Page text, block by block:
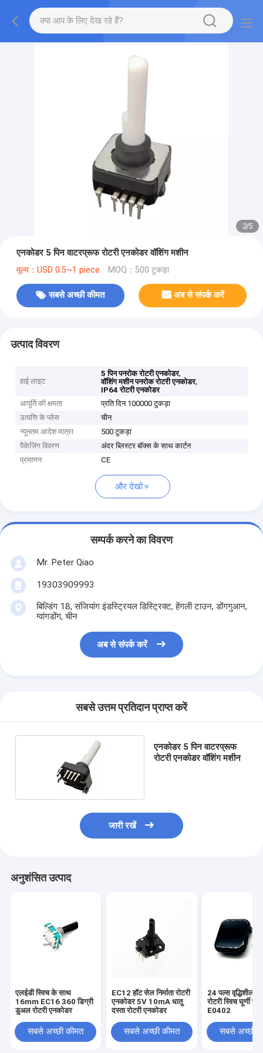
2/5
एनकोडर 5 पिन वाटरप्रूफ रोटरी एनकोडर वॉशिंग मशीन
मूल्य：USD 0.5~1 piece MOQ：500 टुकड़ा
सबसे अच्छी कीमत अब से संपर्क करें
उत्पाद विवरण
हाई लाइट
5 पिन पनरोक रोटरी एनकोडर,
वॉशिंग मशीन पनरोक रोटरी एनकोडर,
IP64 रोटरी एनकोडर
आपूर्ति की क्षमता
प्रति दिन 100000 टुकड़ा
उत्पत्ति के प्लेस
चीन
न्यूनतम आदेश मात्रा
500 टुकड़ा
पैकेजिंग विवरण
अंदर ब्लिस्टर बॉक्स के साथ कार्टन
प्रमाणन
CE
और देखो
सम्पर्क करने का विवरण
Mr. Peter Qiao
19303909993
बिल्डिंग 18, संजियांग इंडस्ट्रियल डिस्ट्रिक्ट, हेंगली टाउन, डोंगगुआन,
ग्वांगडोंग, चीन
अब से संपर्क करें
सबसे उत्तम प्रतिदान प्राप्त करें
एनकोडर 5 पिन वाटरप्रूफ
रोटरी एनकोडर वॉशिंग मशीन
जारी रखें
अनुशंसित उत्पाद
एलईडी स्विच के साथ
16mm EC16 360 डिग्री
डुअल रोटरी एनकोडर
सबसे अच्छी कीमत
EC12 हॉट सेल निर्माता रोटरी
एनकोडर 5V 10mA धातु
दस्ता रोटरी एनकोडर
सबसे अच्छी कीमत
24 पल्स वृद्धिशील
रोटरी स्विच घूर्णी
E0402
सबसे अच्छी